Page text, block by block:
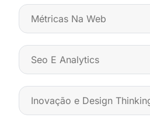
Métricas Na Web
Seo E Analytics
Inovação e Design